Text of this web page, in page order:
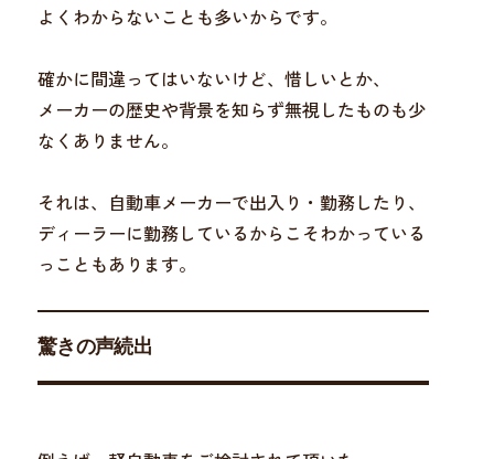
よくわからないことも多いからです。
確かに間違ってはいないけど、惜しいとか、
メーカーの歴史や背景を知らず無視したものも少
なくありません。
それは、自動車メーカーで出入り・勤務したり、
ディーラーに勤務しているからこそわかっている
っこともあります。
驚きの声続出